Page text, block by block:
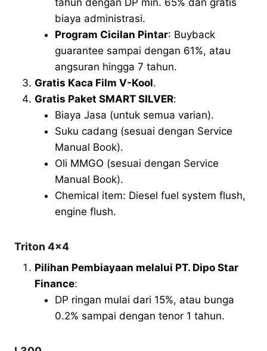
tahun dengan DP min. 65% dan gratis
biaya administrasi.
Program Cicilan Pintar: Buyback
guarantee sampai dengan 61%, atau
angsuran hingga 7 tahun.
Gratis Kaca Film V-Kool.
Gratis Paket SMART SILVER:
Biaya Jasa (untuk semua varian).
Suku cadang (sesuai dengan Service
Manual Book).
Oli MMGO (sesuai dengan Service
Manual Book).
Chemical item: Diesel fuel system flush,
engine flush.
Triton 4×4
Pilihan Pembiayaan melalui PT. Dipo Star
Finance:
DP ringan mulai dari 15%, atau bunga
0.2% sampai dengan tenor 1 tahun.